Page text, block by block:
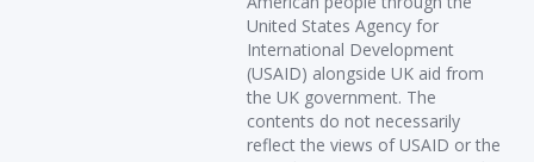
United States Agency for
International Development
(USAID) alongside UK aid from
the UK government. The
contents do not necessarily
reflect the views of USAID or the